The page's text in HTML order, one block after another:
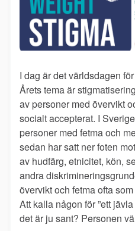
I dag är det världsdagen
Årets tema är
av personer med övervikt
socialt accepterat. I
personer med fetma och
sedan har satt ner foten
av hudfärg, etnicitet, kön,
andra
övervikt och fetma ofta
Att kalla någon för ”ett
det är ju sant? Personen